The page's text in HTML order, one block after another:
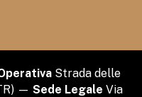
Strada delle
— Sede Legale Via